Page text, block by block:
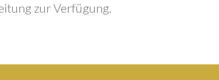
zur Verfügung.